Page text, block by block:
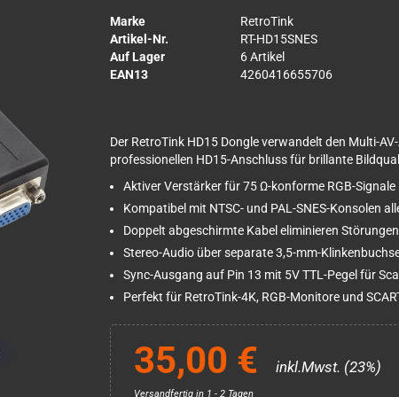
Marke
RetroTink
Artikel-Nr.
RT-HD15SNES
Auf Lager
6 Artikel
EAN13
4260416655706
Der RetroTink HD15 Dongle verwandelt den Multi-
professionellen HD15-Anschluss für brillante
Aktiver Verstärker für 75 Ω-konforme RGB-
Kompatibel mit NTSC- und PAL-SNES-Konsolen
Doppelt abgeschirmte Kabel eliminieren
Stereo-Audio über separate 3,5-mm-
Sync-Ausgang auf Pin 13 mit 5V TTL-Pegel für
Perfekt für RetroTink-4K, RGB-Monitore und
35,00 € inkl.Mwst. (23%)
Versandfertig in 1 - 2 Tagen